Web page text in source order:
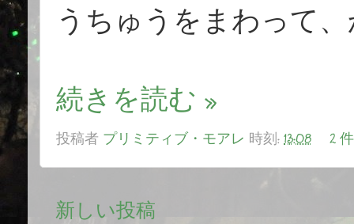
うちゅうをまわって
続きを読む »
投稿者 プリミティブ・モアレ 時刻: 13:08 2
新しい投稿